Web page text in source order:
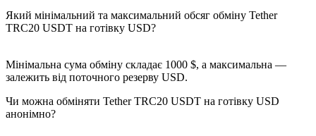
Який мінімальний та максимальний обсяг обміну Tether
TRC20 USDT на готівку USD?
Мінімальна сума обміну складає 1000 $, а максимальна —
залежить від поточного резерву USD.
Чи можна обміняти Tether TRC20 USDT на готівку USD
анонімно?